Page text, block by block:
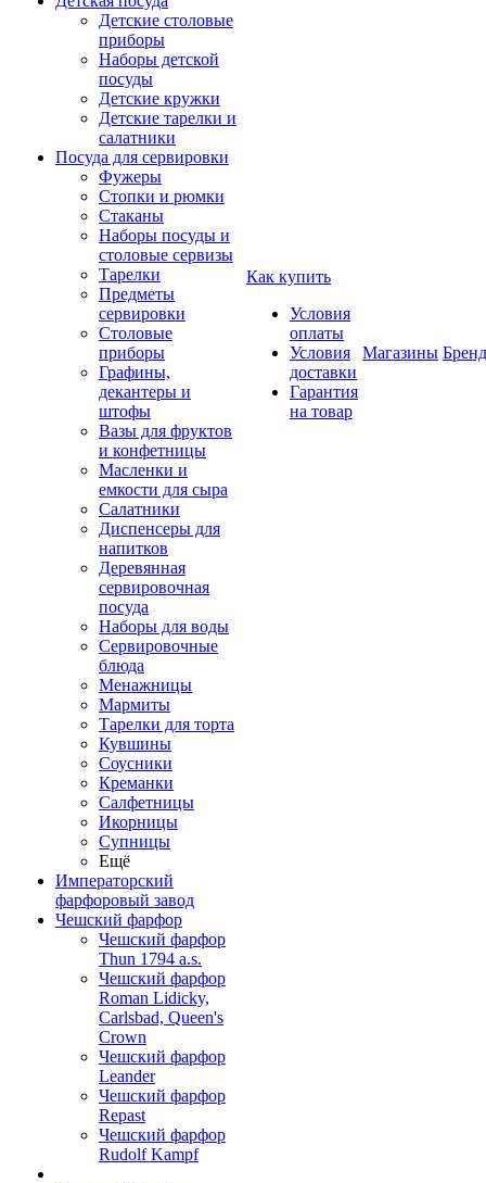
Детские столовые
приборы
Наборы детской
посуды
Детские кружки
Детские тарелки и
салатники
Посуда для сервировки
Фужеры
Стопки и рюмки
Стаканы
Наборы посуды и
столовые сервизы
Тарелки
Предметы
сервировки
Столовые
приборы
Графины,
декантеры и
штофы
Вазы для фруктов
и конфетницы
Масленки и
емкости для сыра
Салатники
Диспенсеры для
напитков
Деревянная
сервировочная
посуда
Наборы для воды
Сервировочные
блюда
Менажницы
Мармиты
Тарелки для торта
Кувшины
Соусники
Креманки
Салфетницы
Икорницы
Супницы
Ещё
Императорский
фарфоровый завод
Чешский фарфор
Чешский фарфор
Thun 1794 a.s.
Чешский фарфор
Roman Lidicky,
Carlsbad, Queen's
Crown
Чешский фарфор
Leander
Чешский фарфор
Repast
Чешский фарфор
Rudolf Kampf
Как купить
Условия
оплаты
Условия
доставки
Гарантия
на товар
Магазины